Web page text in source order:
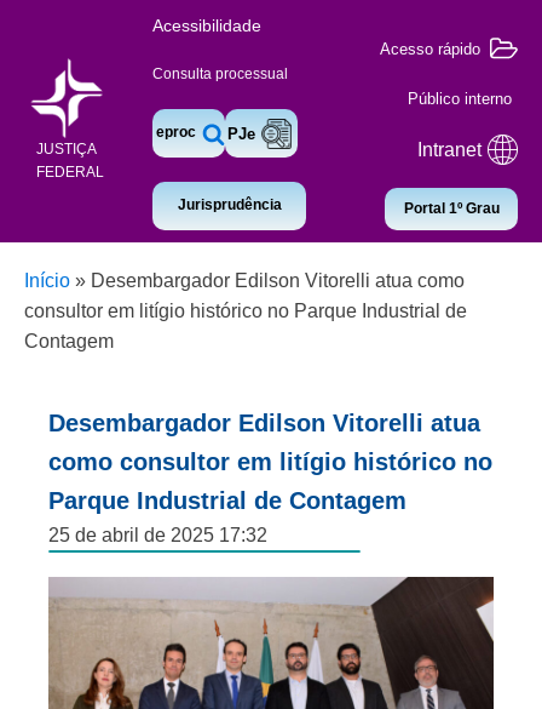
JUSTIÇA
FEDERAL
Acessibilidade
Consulta processual
eproc PJe
Jurisprudência
Acesso rápido
Público interno
Intranet
Portal 1º Grau
Início » Desembargador Edilson Vitorelli atua como
consultor em litígio histórico no Parque Industrial de
Contagem
Desembargador Edilson Vitorelli atua
como consultor em litígio histórico no
Parque Industrial de Contagem
25 de abril de 2025 17:32